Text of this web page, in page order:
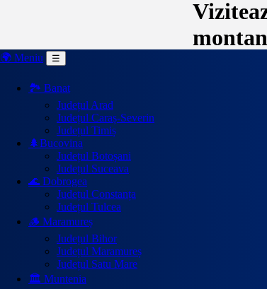
🌍 Meniu ☰
🏞️ Banat
Județul Arad
Județul Caraș-Severin
Județul Timiș
🌲Bucovina
Județul Botoșani
Județul Suceava
🌊 Dobrogea
Județul Constanța
Județul Tulcea
🪵 Maramureș
Județul Bihor
Județul Maramureș
Județul Satu Mare
🏛️ Muntenia